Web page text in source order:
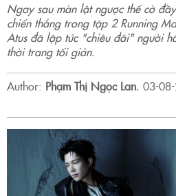
Ngay sau màn lật ngược thế cờ
chiến thắng trong tập 2 Running
Atus đã lập tức "chiêu đãi" người
thời trang tối giản.
Author: Phạm Thị Ngọc Lan. 03-